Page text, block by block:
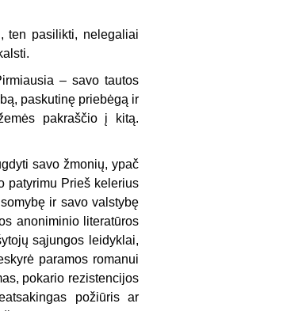
ten pasilikti, nelegaliai
– savo tautos
paskutinę priebėgą ir
pakraščio į kitą.
savo žmonių, ypač
patyrimu Prieš kelerius
ir savo valstybę
anoniminio literatūros
sąjungos leidyklai,
paramos romanui
pokario rezis­tencijos
požiūris ar